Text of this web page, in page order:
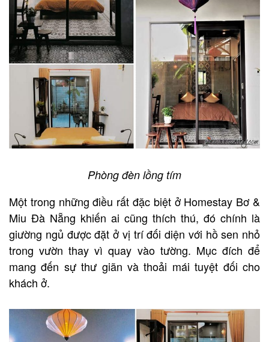
Phòng đèn lồng tím
Một trong những điều rất đặc biệt ở Homestay Bơ &
Miu Đà Nẵng khiến ai cũng thích thú, đó chính là
giường ngủ được đặt ở vị trí đối diện với hồ sen nhỏ
trong vườn thay vì quay vào tường. Mục đích để
mang đến sự thư giãn và thoải mái tuyệt đối cho
khách ở.